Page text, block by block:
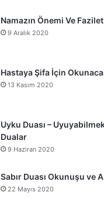
Namazın Önemi Ve
9 Aralık 2020
Hastaya Şifa İçin
13 Kasım 2020
Uyku Duası –
Dualar
9 Haziran 2020
Sabır Duası Okunuşu ve
22 Mayıs 2020